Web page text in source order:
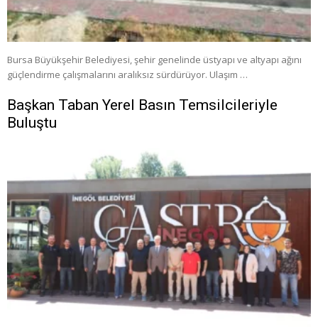
Bursa Büyükşehir Belediyesi, şehir genelinde üstyapı ve altyapı ağını
güçlendirme çalışmalarını aralıksız sürdürüyor. Ulaşım …
Başkan Taban Yerel Basın Temsilcileriyle
Buluştu